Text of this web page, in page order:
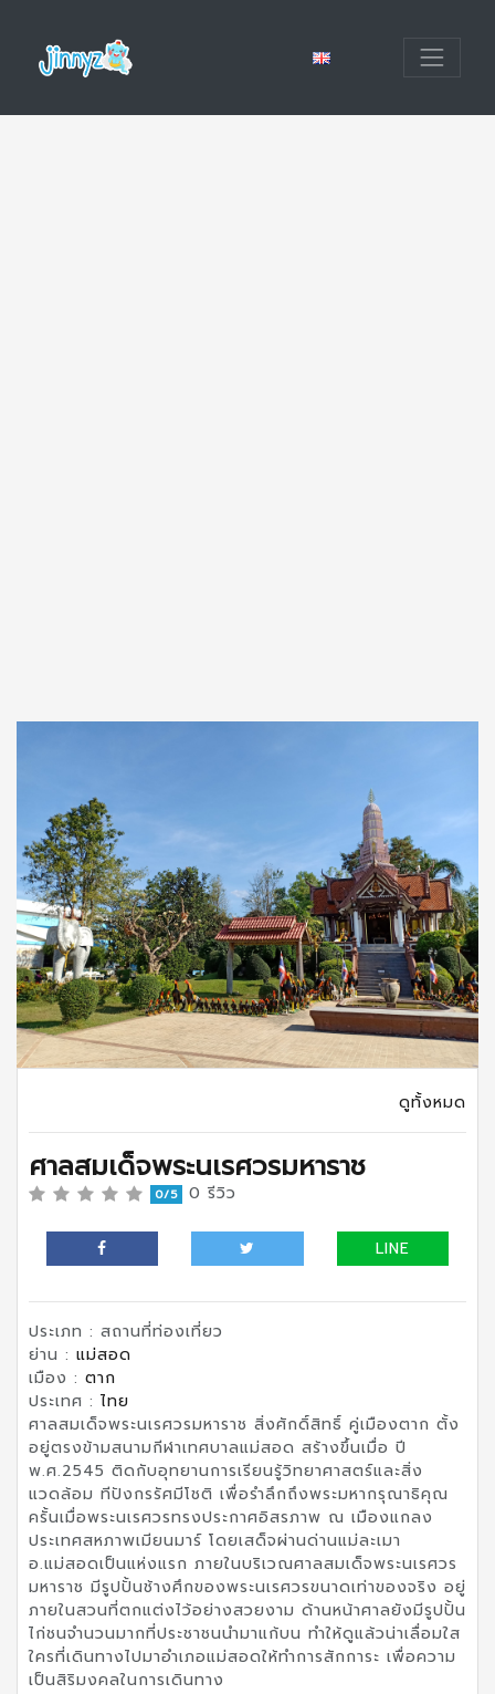
ดูทั้งหมด
ศาลสมเด็จพระนเรศวรมหาราช
0/5 0 รีวิว
LINE
ประเภท : สถานที่ท่องเที่ยว
ย่าน : แม่สอด
เมือง : ตาก
ประเทศ : ไทย
ศาลสมเด็จพระนเรศวรมหาราช สิ่งศักดิ์สิทธิ์ คู่เมืองตาก ตั้ง
อยู่ตรงข้ามสนามกีฬาเทศบาลแม่สอด สร้างขึ้นเมื่อ ปี
พ.ศ.2545 ติดกับอุทยานการเรียนรู้วิทยาศาสตร์และสิ่ง
แวดล้อม ทีปังกรรัศมีโชติ เพื่อรำลึกถึงพระมหากรุณาธิคุณ
ครั้นเมื่อพระนเรศวรทรงประกาศอิสรภาพ ณ เมืองแกลง
ประเทศสหภาพเมียนมาร์ โดยเสด็จผ่านด่านแม่ละเมา
อ.แม่สอดเป็นแห่งแรก ภายในบริเวณศาลสมเด็จพระนเรศวร
มหาราช มีรูปปั้นช้างศึกของพระนเรศวรขนาดเท่าของจริง อยู่
ภายในสวนที่ตกแต่งไว้อย่างสวยงาม ด้านหน้าศาลยังมีรูปปั้น
ไก่ชนจำนวนมากที่ประชาชนนำมาแก้บน ทำให้ดูแล้วน่าเลื่อมใส
ใครที่เดินทางไปมาอำเภอแม่สอดให้ทำการสักการะ เพื่อความ
เป็นสิริมงคลในการเดินทาง